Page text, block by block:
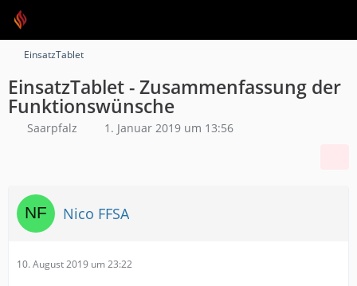
EinsatzTablet
EinsatzTablet - Zusammenfassung der
Funktionswünsche
Saarpfalz 1. Januar 2019 um 13:56
Nico FFSA
10. August 2019 um 23:22